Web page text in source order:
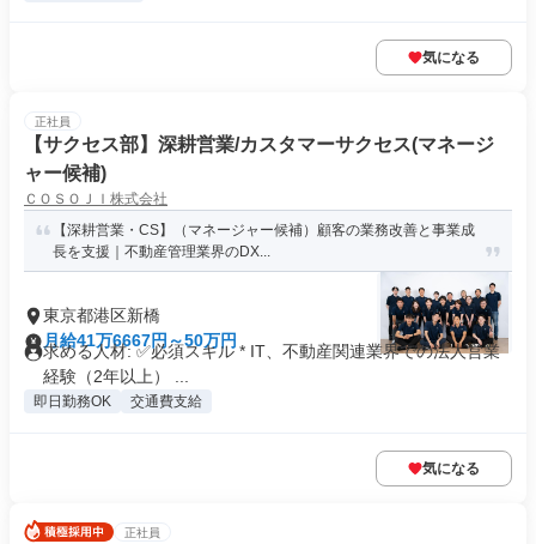
気になる
正社員
【サクセス部】深耕営業/カスタマーサクセス(マネージ
ャー候補)
ＣＯＳＯＪＩ株式会社
【深耕営業・CS】（マネージャー候補）顧客の業務改善と事業成
長を支援｜不動産管理業界のDX...
東京都港区新橋
月給41万6667円～50万円
求める人材: ✅必須スキル * IT、不動産関連業界での法人営業
経験（2年以上） ...
即日勤務OK 交通費支給
気になる
正社員